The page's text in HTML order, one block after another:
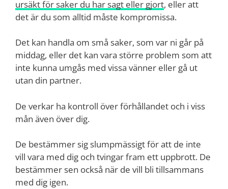
ursäkt för saker du har sagt eller gjort, eller att
det är du som alltid måste kompromissa.
Det kan handla om små saker, som var ni går på
middag, eller det kan vara större problem som att
inte kunna umgås med vissa vänner eller gå ut
utan din partner.
De verkar ha kontroll över förhållandet och i viss
mån även över dig.
De bestämmer sig slumpmässigt för att de inte
vill vara med dig och tvingar fram ett uppbrott. De
bestämmer sen också när de vill bli tillsammans
med dig igen.